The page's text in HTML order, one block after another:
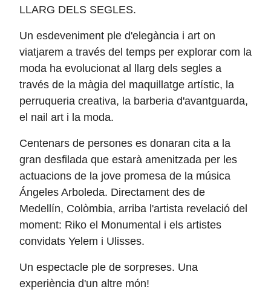
LLARG DELS SEGLES.
Un esdeveniment ple d'elegància i art on
viatjarem a través del temps per explorar com la
moda ha evolucionat al llarg dels segles a
través de la màgia del maquillatge artístic, la
perruqueria creativa, la barberia d'avantguarda,
el nail art i la moda.
Centenars de persones es donaran cita a la
gran desfilada que estarà amenitzada per les
actuacions de la jove promesa de la música
Ángeles Arboleda. Directament des de
Medellín, Colòmbia, arriba l'artista revelació del
moment: Riko el Monumental i els artistes
convidats Yelem i Ulisses.
Un espectacle ple de sorpreses. Una
experiència d'un altre món!